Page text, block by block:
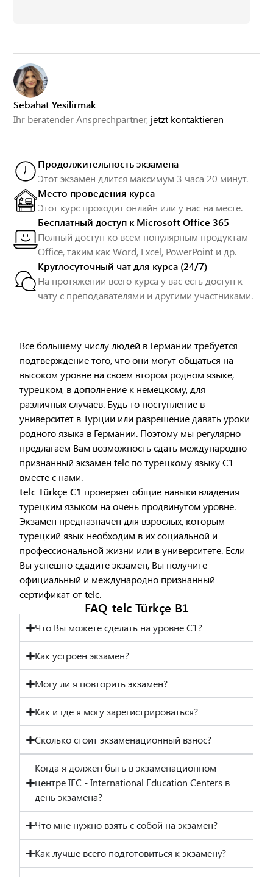
Sebahat Yesilirmak
Ihr beratender Ansprechpartner, jetzt kontaktieren
Продолжительность экзамена
Этот экзамен длится максимум 3 часа 20 минут.
Место проведения курса
Этот курс проходит онлайн или у нас на месте.
Бесплатный доступ к Microsoft Office 365
Полный доступ ко всем популярным продуктам
Office, таким как Word, Excel, PowerPoint и др.
Круглосуточный чат для курса (24/7)
На протяжении всего курса у вас есть доступ к
чату с преподавателями и другими участниками.
Все большему числу людей в Германии требуется
подтверждение того, что они могут общаться на
высоком уровне на своем втором родном языке,
турецком, в дополнение к немецкому, для
различных случаев. Будь то поступление в
университет в Турции или разрешение давать уроки
родного языка в Германии. Поэтому мы регулярно
предлагаем Вам возможность сдать международно
признанный экзамен telc по турецкому языку C1
вместе с нами.
telc Türkçe C1 проверяет общие навыки владения
турецким языком на очень продвинутом уровне.
Экзамен предназначен для взрослых, которым
турецкий язык необходим в их социальной и
профессиональной жизни или в университете. Если
Вы успешно сдадите экзамен, Вы получите
официальный и международно признанный
сертификат от telc.
FAQ-telc Türkçe B1
Что Вы можете сделать на уровне C1?
Как устроен экзамен?
Могу ли я повторить экзамен?
Как и где я могу зарегистрироваться?
Сколько стоит экзаменационный взнос?
Когда я должен быть в экзаменационном
центре IEC - International Education Centers в
день экзамена?
Что мне нужно взять с собой на экзамен?
Как лучше всего подготовиться к экзамену?